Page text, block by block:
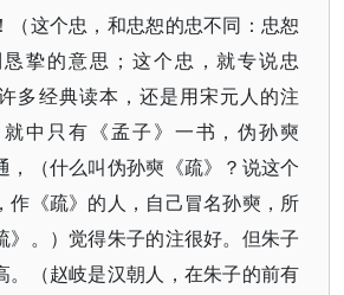
（这个忠，和忠恕的忠不同：忠恕
挚的意思；这个忠，就专说忠
多经典读本，还是用宋元人的注
中只有《孟子》一书，伪孙奭
，（什么叫伪孙奭《疏》？说这个
作《疏》的人，自己冒名孙奭，所
》。）觉得朱子的注很好。但朱子
。（赵岐是汉朝人，在朱子的前有